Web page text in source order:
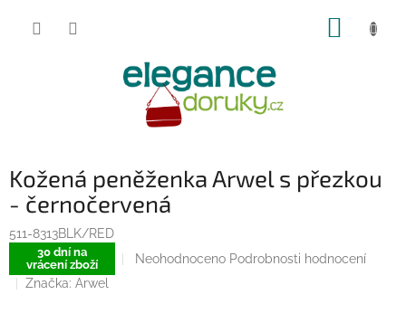
Kožená peněženka Arwel s přezkou
- černočervená
511-8313BLK/RED
30 dní na
vrácení zboží
Průměrné
Neohodnoceno Podrobnosti hodnocení
Značka: Arwel